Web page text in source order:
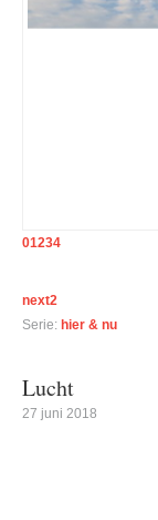
01234
next2
Serie: hier & nu
Lucht
27 juni 2018